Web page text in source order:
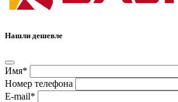
Нашли дешевле
Имя*
Номер телефона
E-mail*